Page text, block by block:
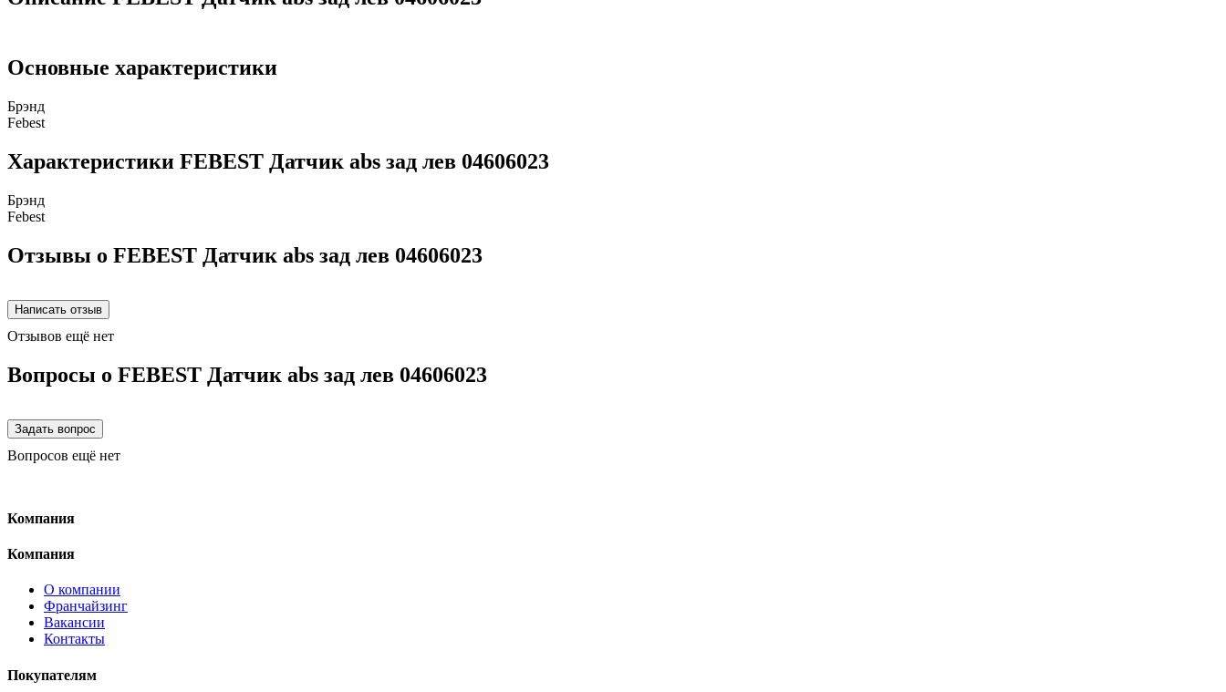
Основные характеристики
Брэнд
Febest
Характеристики FEBEST Датчик abs зад лев 04606023
Брэнд
Febest
Отзывы о FEBEST Датчик abs зад лев 04606023
Отзывов ещё нет
Вопросы о FEBEST Датчик abs зад лев 04606023
Вопросов ещё нет
Компания
Компания
О компании
Франчайзинг
Вакансии
Контакты
Покупателям